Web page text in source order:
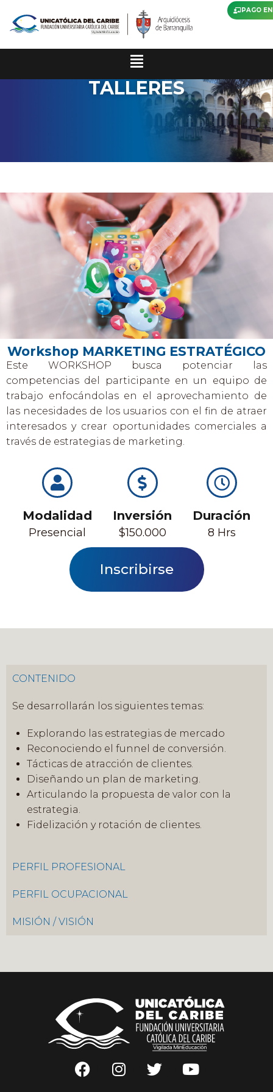
PAGO
TALLERES
Workshop MARKETING ESTRATÉGICO
Este WORKSHOP busca potenciar
las
competencias del participante en un
equipo de
trabajo enfocándolas en el
aprovechamiento de
las necesidades de
los usuarios con el fin de atraer
interesados y crear oportunidades comerciales a
través de estrategias de marketing.
Modalidad
Presencial
Inversión
$150.000
Duración
8 Hrs
Inscribirse
CONTENIDO
Se desarrollarán los siguientes temas:
Explorando las estrategias de mercado
Reconociendo el funnel de conversión.
Tácticas de atracción de clientes.
Diseñando un plan de marketing.
Articulando la propuesta de valor con la
estrategia.
Fidelización y rotación de clientes.
PERFIL PROFESIONAL
PERFIL OCUPACIONAL
MISIÓN / VISIÓN